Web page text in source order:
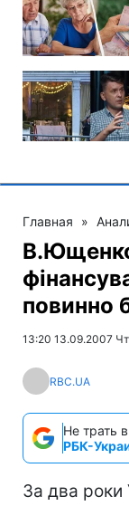
Главная »
повинно
13:20 13.09.2007 Чт
RBC.UA
Не трать
РБК-
За два роки